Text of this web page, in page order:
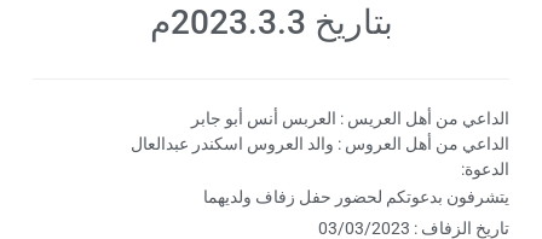
بتاريخ 2023.3.3م
الداعي من أهل العريس : العربس أنس أبو جابر
الداعي من أهل العروس : والد العروس اسكندر عبدالعال
الدعوة:
يتشرفون بدعوتكم لحضور حفل زفاف ولديهما
تاريخ الزفاف : 03/03/2023